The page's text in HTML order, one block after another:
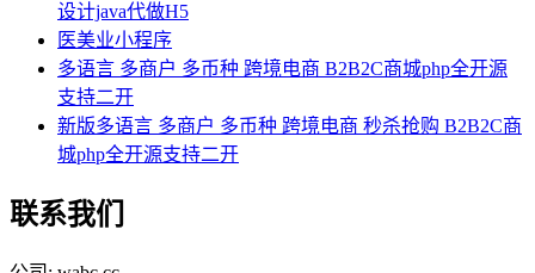
设计java代做H5
医美业小程序
多语言 多商户 多币种 跨境电商 B2B2C商城php全开源
支持二开
新版多语言 多商户 多币种 跨境电商 秒杀抢购 B2B2C商
城php全开源支持二开
联系我们